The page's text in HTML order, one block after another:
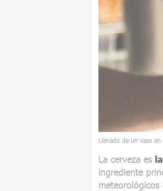
Llenado de un vaso
La cerveza es
ingrediente